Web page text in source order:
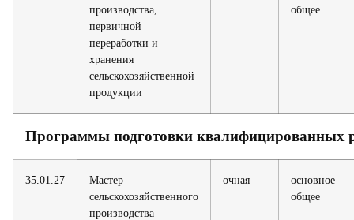
производства,
первичной
переработки и
хранения
сельскохозяйственной
продукции
общее
Программы подготовки квалифицированных
35.01.27
Мастер
сельскохозяйственного
производства
очная
основное
общее